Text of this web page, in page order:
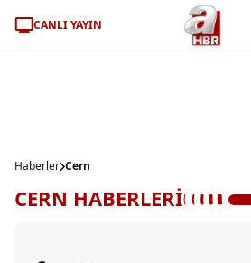
CANLI YAYIN
Haberler Cern
CERN HABERLERİ